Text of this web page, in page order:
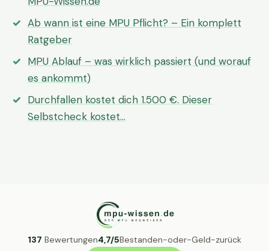
Ab wann ist eine MPU Pflicht? – Ein komplett
Ratgeber
MPU Ablauf – was wirklich passiert (und worauf
es ankommt)
Durchfallen kostet dich 1.500 €. Dieser
Selbstcheck kostet…
137 Bewertungen4,7/5Bestanden-oder-Geld-zurück